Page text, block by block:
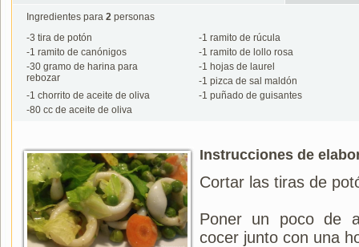
Ingredientes para 2 personas
-3 tira de potón -1 ramito de rúcula
-1 ramito de canónigos -1 ramito de lollo rosa
-30 gramo de harina para
rebozar
-1 hojas de laurel
-1 pizca de sal maldón
-1 chorrito de aceite de oliva -1 puñado de guisantes
-80 cc de aceite de oliva
Instrucciones de
Cortar las tiras de
Poner un poco de
cocer junto con una